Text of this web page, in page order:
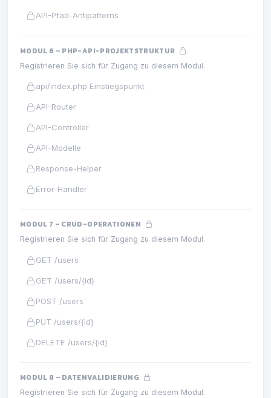
API-Pfad-Antipatterns
MODUL 6 – PHP-API-PROJEKTSTRUKTUR
Registrieren Sie sich für Zugang zu diesem Modul.
api/index.php Einstiegspunkt
API-Router
API-Controller
API-Modelle
Response-Helper
Error-Handler
MODUL 7 – CRUD-OPERATIONEN
Registrieren Sie sich für Zugang zu diesem Modul.
GET /users
GET /users/{id}
POST /users
PUT /users/{id}
DELETE /users/{id}
MODUL 8 – DATENVALIDIERUNG
Registrieren Sie sich für Zugang zu diesem Modul.